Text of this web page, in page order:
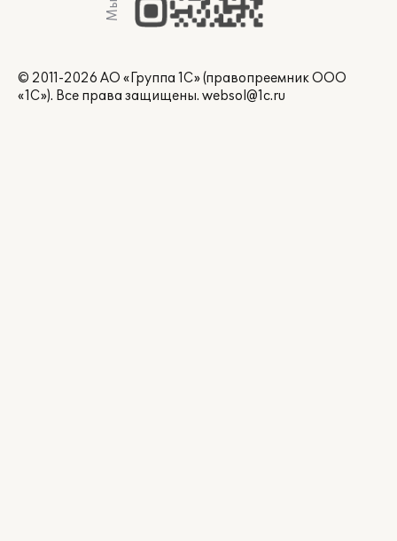
© 2011-2026 АО «Группа 1С» (правопреемник ООО
«1С»). Все права защищены. websol@1c.ru